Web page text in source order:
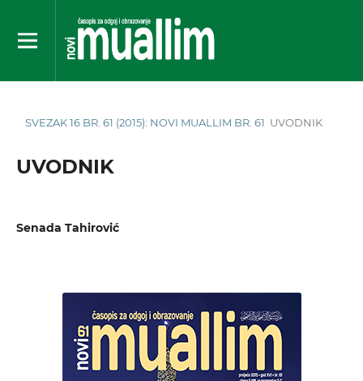
SVEZAK 16 BR. 61 (2015): NOVI MUALLIM BR. 61 UVODNIK
UVODNIK
Senada Tahirović